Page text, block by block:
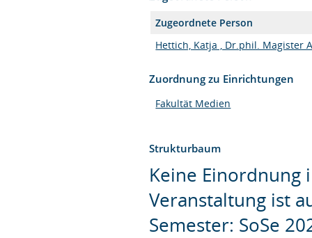
Zugeordnete Person
Hettich, Katja , Dr.phil. Magister
Zuordnung zu Einrichtungen
Fakultät Medien
Strukturbaum
Keine Einordnung
Veranstaltung ist
Semester: SoSe